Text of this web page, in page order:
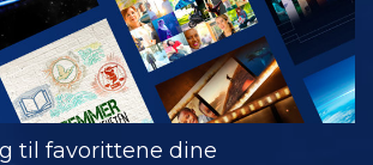
til favorittene dine